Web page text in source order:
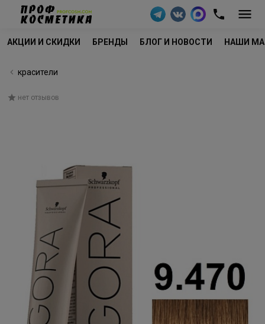
АКЦИИ И СКИДКИ БРЕНДЫ БЛОГ И НОВОСТИ НАШИ
красители
нет отзывов